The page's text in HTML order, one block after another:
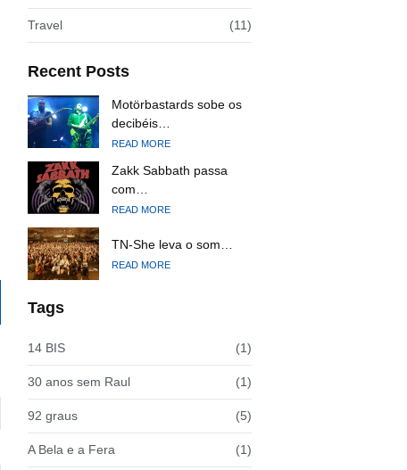
Travel (11)
Recent Posts
Motörbastards sobe os
decibéis…
READ MORE
Zakk Sabbath passa
com…
READ MORE
TN-She leva o som…
READ MORE
Tags
14 BIS (1)
30 anos sem Raul (1)
92 graus (5)
A Bela e a Fera (1)